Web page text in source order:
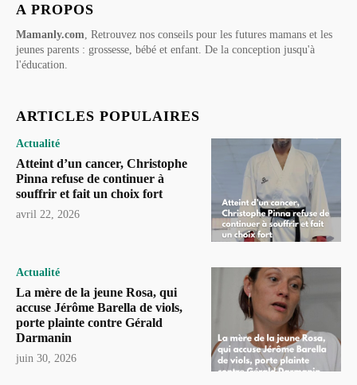
A PROPOS
Mamanly.com , Retrouvez nos conseils pour les futures mamans et les
jeunes parents : grossesse, bébé et enfant. De la conception jusqu'à
l'éducation.
ARTICLES POPULAIRES
Actualité
Atteint d’un cancer, Christophe
Pinna refuse de continuer à
souffrir et fait un choix fort
avril 22, 2026
Actualité
La mère de la jeune Rosa, qui
accuse Jérôme Barella de viols,
porte plainte contre Gérald
Darmanin
juin 30, 2026